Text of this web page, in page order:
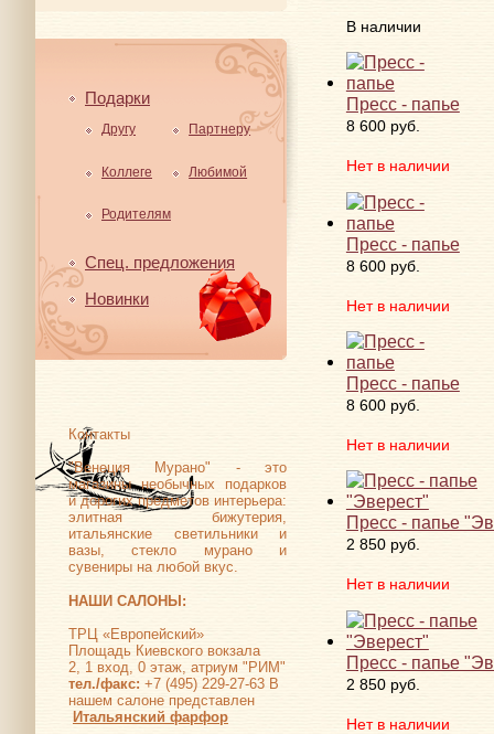
Подарки
Другу Партнеру
Коллеге Любимой
Родителям
Спец. предложения
Новинки
Контакты
"Венеция Мурано" - это
магазины необычных подарков
и дорогих предметов интерьера:
элитная бижутерия,
итальянские светильники и
вазы, стекло мурано и
сувениры на любой вкус.
НАШИ САЛОНЫ:
ТРЦ «Европейский»
Площадь Киевского вокзала
2, 1 вход, 0 этаж, атриум "РИМ"
тел./факс: +7 (495) 229-27-63 В
нашем салоне представлен
Итальянский фарфор
В наличии
Пресс - папье
8 600 руб.
Нет в наличии
Пресс - папье
8 600 руб.
Нет в наличии
Пресс - папье
8 600 руб.
Нет в наличии
Пресс - папье
2 850 руб.
Нет в наличии
Пресс - папье
2 850 руб.
Нет в наличии